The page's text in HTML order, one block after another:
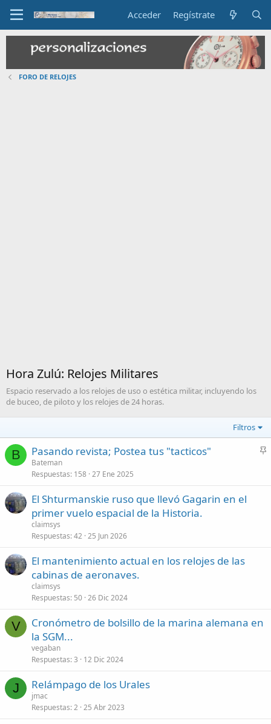
Acceder Regístrate
FORO DE RELOJES
Hora Zulú: Relojes Militares
Espacio reservado a los relojes de uso o estética militar, incluyendo los
de buceo, de piloto y los relojes de 24 horas.
Filtros
B
A
Pasando revista; Postea tus "tacticos"
Bateman
Respuestas 158 27 Ene 2025
El Shturmanskie ruso que llevó Gagarin en el
primer vuelo espacial de la Historia.
claimsys
Respuestas 42 25 Jun 2026
El mantenimiento actual en los relojes de las
cabinas de aeronaves.
claimsys
Respuestas 50 26 Dic 2024
V
Cronómetro de bolsillo de la marina alemana en
la SGM...
vegaban
Respuestas 3 12 Dic 2024
J Relámpago de los Urales
jmac
Respuestas 2 25 Abr 2023